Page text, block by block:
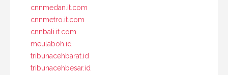
cnnmedan.it.com
cnnmetro.it.com
cnnbali.it.com
meulaboh.id
tribunacehbarat.id
tribunacehbesar.id